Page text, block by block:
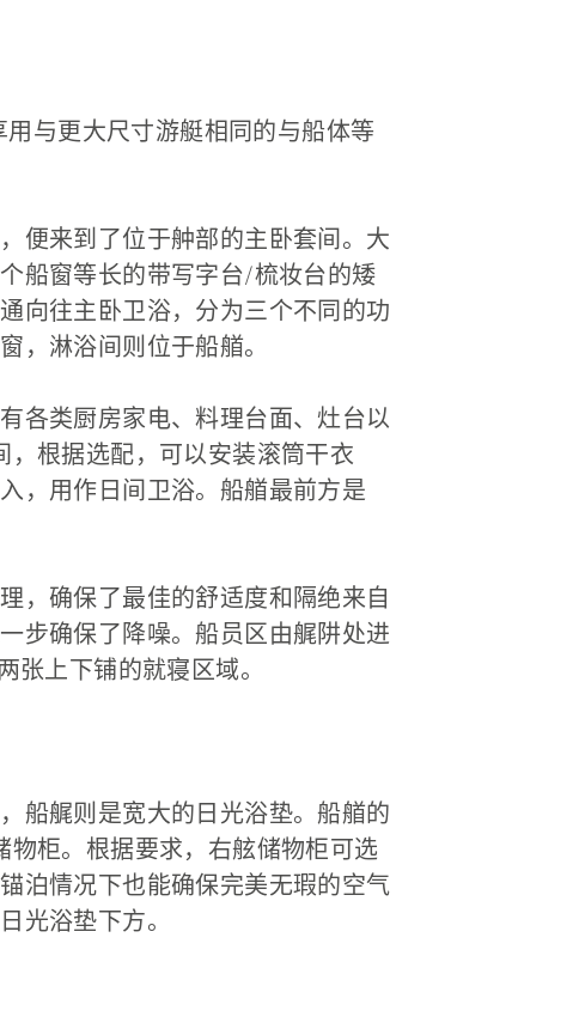
与更大尺寸游艇相同的与船体等
便来到了位于舯部的主卧套间。大
船窗等长的带写字台/梳妆台的矮
向往主卧卫浴，分为三个不同的功
，淋浴间则位于船艏。
各类厨房家电、料理台面、灶台以
根据选配，可以安装滚筒干衣
，用作日间卫浴。船艏最前方是
，确保了最佳的舒适度和隔绝来自
步确保了降噪。船员区由艉阱处进
上下铺的就寝区域。
船艉则是宽大的日光浴垫。船艏的
柜。根据要求，右舷储物柜可选
泊情况下也能确保完美无瑕的空气
光浴垫下方。